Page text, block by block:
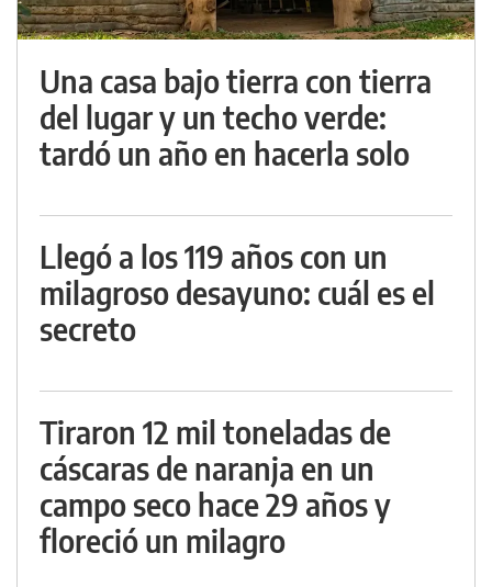
Una casa bajo tierra con tierra
del lugar y un techo verde:
tardó un año en hacerla solo
Llegó a los 119 años con un
milagroso desayuno: cuál es el
secreto
Tiraron 12 mil toneladas de
cáscaras de naranja en un
campo seco hace 29 años y
floreció un milagro